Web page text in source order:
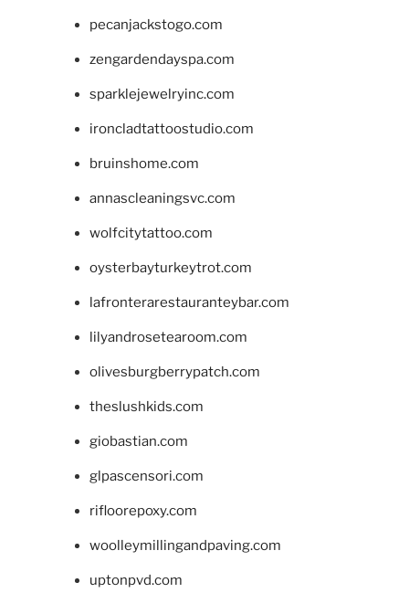
pecanjackstogo.com
zengardendayspa.com
sparklejewelryinc.com
ironcladtattoostudio.com
bruinshome.com
annascleaningsvc.com
wolfcitytattoo.com
oysterbayturkeytrot.com
lafronterarestauranteybar.com
lilyandrosetearoom.com
olivesburgberrypatch.com
theslushkids.com
giobastian.com
glpascensori.com
rifloorepoxy.com
woolleymillingandpaving.com
uptonpvd.com